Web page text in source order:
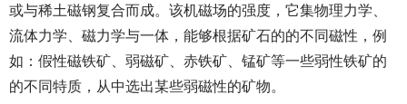
或与稀土磁钢复合而成。该机磁场的强度，它集物理力学、
流体力学、磁力学与一体，能够根据矿石的的不同磁性，例
如：假性磁铁矿、弱磁矿、赤铁矿、锰矿等一些弱性铁矿的
的不同特质，从中选出某些弱磁性的矿物。